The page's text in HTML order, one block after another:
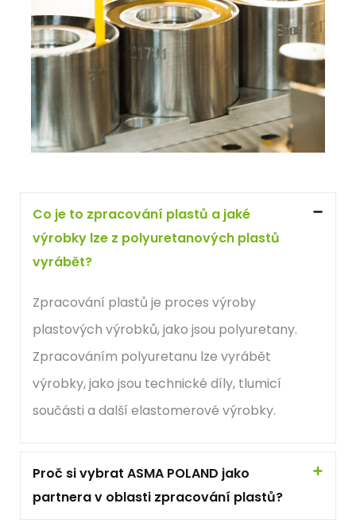
Co je to zpracování plastů a jaké
výrobky lze z polyuretanových plastů
vyrábět?
Zpracování plastů je proces výroby
plastových výrobků, jako jsou polyuretany.
Zpracováním polyuretanu lze vyrábět
výrobky, jako jsou technické díly, tlumicí
součásti a další elastomerové výrobky.
Proč si vybrat ASMA POLAND jako
partnera v oblasti zpracování plastů?